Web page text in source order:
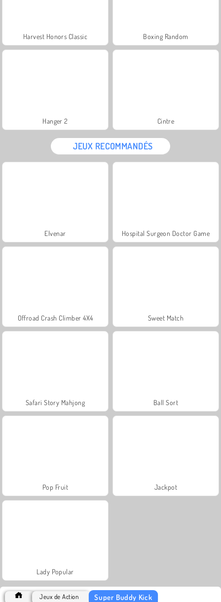
Harvest Honors Classic Boxing Random
Hanger 2 Cintre
JEUX RECOMMANDÉS
Elvenar Hospital Surgeon Doctor Game
Offroad Crash Climber 4X4 Sweet Match
Safari Story Mahjong Ball Sort
Pop Fruit Jackpot
Lady Popular
Jeux de Action Super Buddy Kick